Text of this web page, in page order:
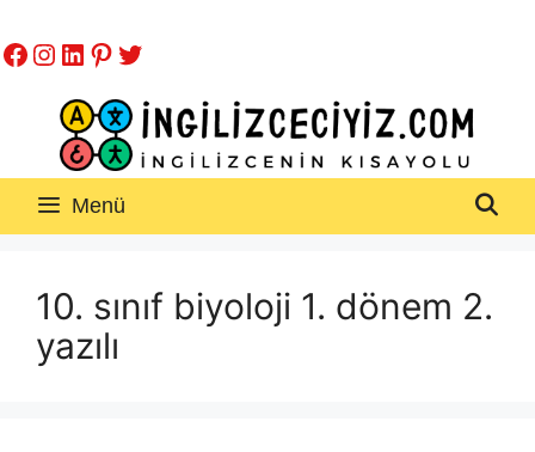
atla
Facebook
Instagram
LinkedIn
Pinterest
Twitter
Menü
10. sınıf biyoloji 1. dönem 2.
yazılı